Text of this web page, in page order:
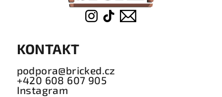
KONTAKT
podpora@bricked.cz
+420 608 607 905
Instagram